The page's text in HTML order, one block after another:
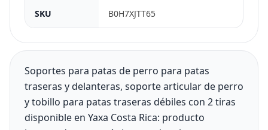
SKU B0H7XJTT65
Soportes para patas de perro para patas
traseras y delanteras, soporte articular de perro
y tobillo para patas traseras débiles con 2 tiras
disponible en Yaxa Costa Rica: producto